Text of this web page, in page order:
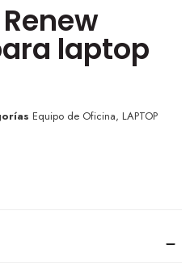
laptop
Equipo de Oficina, LAPTOP